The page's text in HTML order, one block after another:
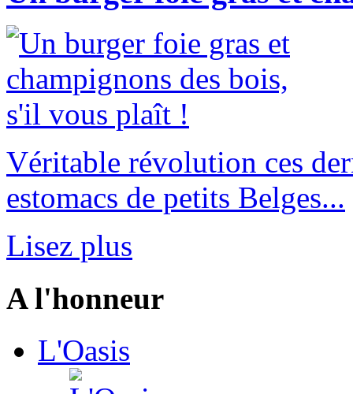
Véritable révolution ces
estomacs de petits Belges...
Lisez plus
A l'honneur
L'Oasis